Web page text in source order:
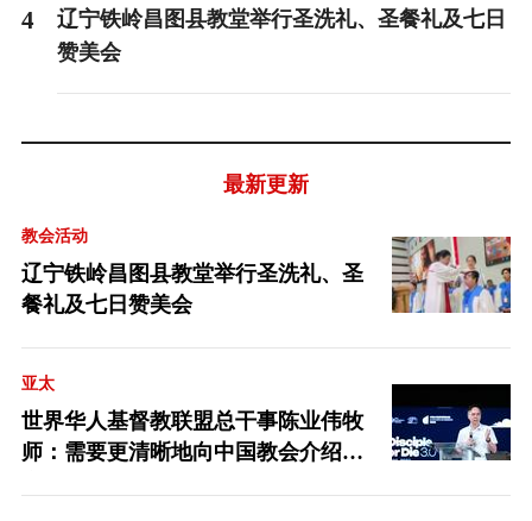
4
辽宁铁岭昌图县教堂举行圣洗礼、圣餐礼及七日
赞美会
最新更新
教会活动
辽宁铁岭昌图县教堂举行圣洗礼、圣
餐礼及七日赞美会
亚太
世界华人基督教联盟总干事陈业伟牧
师：需要更清晰地向中国教会介绍福